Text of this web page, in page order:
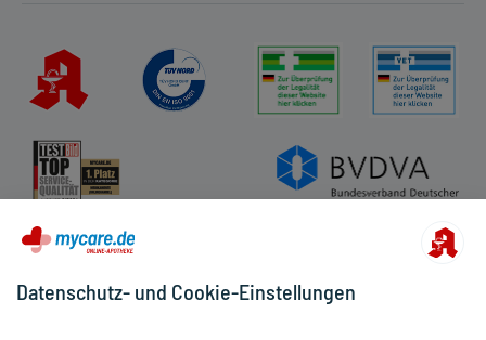
Datenschutz- und Cookie-Einstellungen